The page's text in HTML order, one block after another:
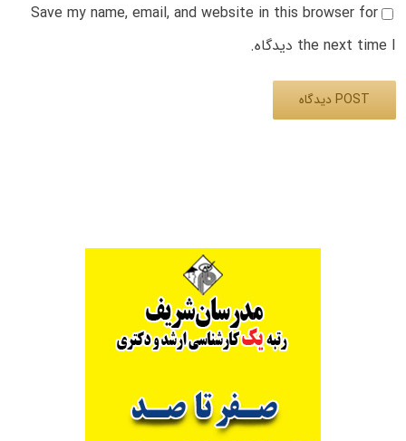
Save my name, email, and website in this browser for
the next time I دیدگاه.